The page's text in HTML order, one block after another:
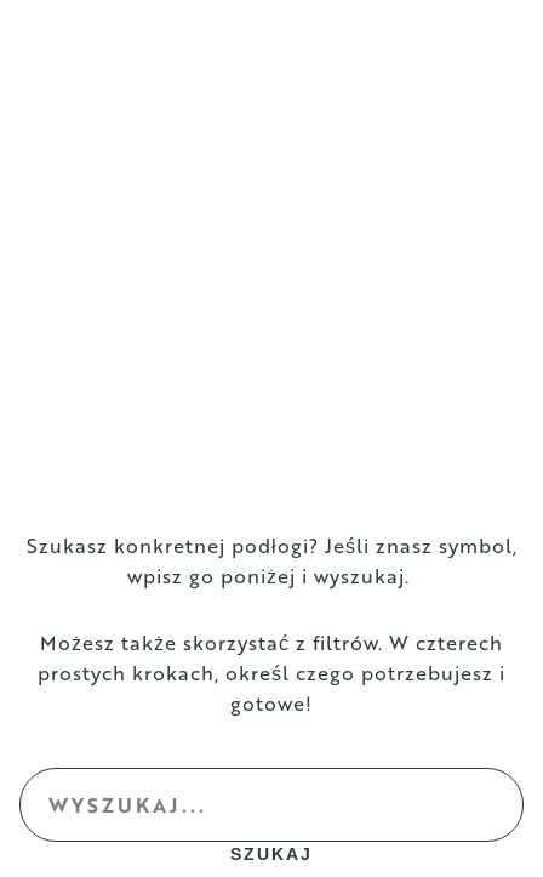
Szukasz konkretnej podłogi? Jeśli znasz symbol,
wpisz go poniżej i wyszukaj.
Możesz także skorzystać z filtrów. W czterech
prostych krokach, określ czego potrzebujesz i
gotowe!
SZUKAJ